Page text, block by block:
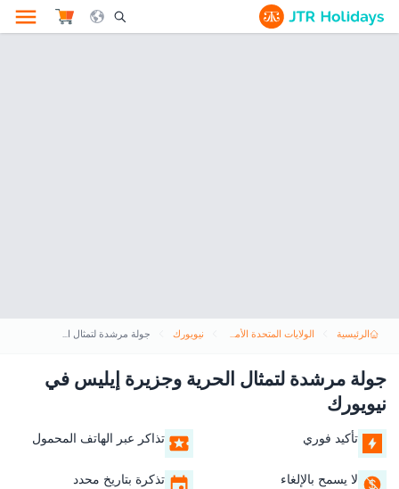
Search Opener Icon
الرئيسية الولايات المتحدة الأمريكية نيويورك جولة مرشدة لتمثال الحرية وجزيرة إيليس في نيويورك
جولة مرشدة لتمثال الحرية وجزيرة إيليس في
نيويورك
تأكيد فوري تذاكر عبر الهاتف المحمول
لا يسمح بالإلغاء تذكرة بتاريخ محدد